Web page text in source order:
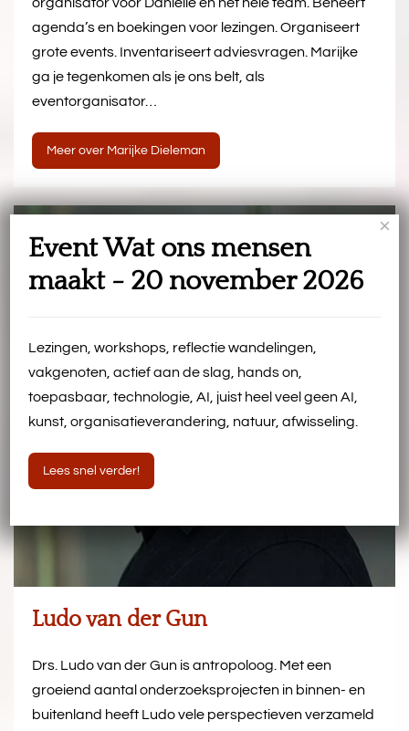
agenda’s en boekingen voor lezingen. Organiseert
grote events. Inventariseert adviesvragen. Marijke
ga je tegenkomen als je ons belt, als
eventorganisator…
Meer over Marijke Dieleman
Ludo van der Gun
Drs. Ludo van der Gun is antropoloog. Met een
groeiend aantal onderzoeksprojecten in binnen- en
buitenland heeft Ludo vele perspectieven verzameld
×
Event Wat ons mensen
maakt - 20 november 2026
Lezingen, workshops, reflectie wandelingen,
vakgenoten, actief aan de slag, hands on,
toepasbaar, technologie, AI, juist heel veel geen AI,
kunst, organisatieverandering, natuur, afwisseling.
Lees snel verder!